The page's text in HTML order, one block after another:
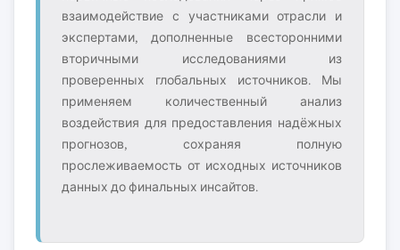
взаимодействие с участниками отрасли и
экспертами, дополненные всесторонними
вторичными исследованиями из
проверенных глобальных источников. Мы
применяем количественный анализ
воздействия для предоставления надёжных
прогнозов, сохраняя полную
прослеживаемость от исходных источников
данных до финальных инсайтов.